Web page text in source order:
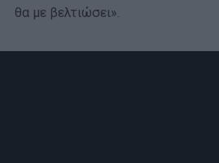
θα με βελτιώσει».